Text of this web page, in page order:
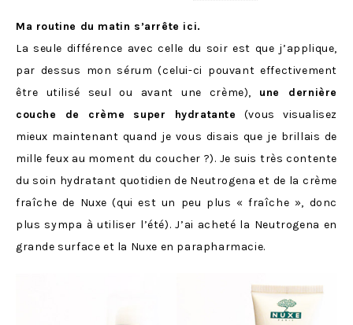
Ma routine du matin s’arrête ici.
La seule différence avec celle du soir est que j’applique,
par dessus mon sérum (celui-ci pouvant effectivement
être utilisé seul ou avant une crème), une dernière
couche de crème super hydratante (vous visualisez
mieux maintenant quand je vous disais que je brillais de
mille feux au moment du coucher ?). Je suis très contente
du soin hydratant quotidien de Neutrogena et de la crème
fraîche de Nuxe (qui est un peu plus « fraîche », donc
plus sympa à utiliser l’été). J’ai acheté la Neutrogena en
grande surface et la Nuxe en parapharmacie.